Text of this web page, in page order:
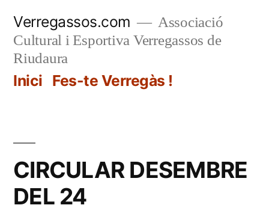
contingut
Verregassos.com
Associació
Cultural i Esportiva Verregassos de
Riudaura
Inici Fes-te Verregàs !
CIRCULAR DESEMBRE
DEL 24